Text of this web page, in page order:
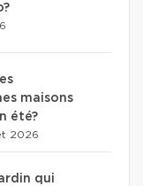
maisons
été?
2026
qui